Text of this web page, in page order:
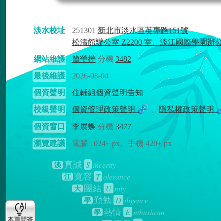
淡水校址 251301 新北市淡水區英專路151號
松濤館辦公室 Z2200 室、淡江國際學園辦
網站維護
簡瑩樺分機 3482
最後維護
2026-08-04
個資聲明
住輔組個資聲明告知
校級聲明
個資管理政策聲明 隱私權政策聲明
個資窗口 李展蝶 分機 3477
瀏覽建議
電腦 1024+ px、手機 420+ px
淡 真誠 S incerity
江 寬容 T olerance
大 團結 U nity
學 勤勉 D iligence
學 熱情 E nthusiasm